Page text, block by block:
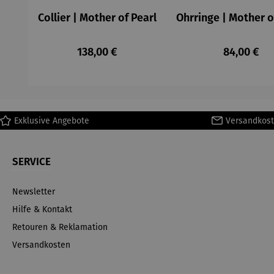
Collier | Mother of Pearl
Regulärer Preis:
138,00 €
Ohrringe | Mother
Regulärer
84,00 €
Exklusive Angebote
SERVICE
Newsletter
Hilfe & Kontakt
Retouren & Reklamation
Versandkosten